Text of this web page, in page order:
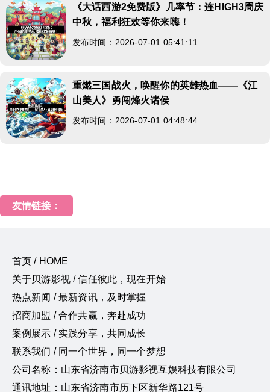
《大话西游2免费版》几率节：连HIGH3周庆
中秋，福利狂欢等你来嗨！
发布时间：2026-07-01 05:41:11
重燃三国战火，唤醒你的英雄热血——《江
山美人》勇闯烽火诸侯
发布时间：2026-07-01 04:48:44
友情链接：
首页 / HOME
关于贝游影视 / 信任彼此，现在开始
热点新闻 / 最新资讯，及时掌握
招商加盟 / 合作共赢，奔赴成功
案例展示 / 实践分享，共同成长
联系我们 / 同一个世界，同一个梦想
公司名称：山东省济南市贝游影视互娱科技有限公司
通讯地址：山东省济南市历下区新华路121号